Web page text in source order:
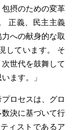
摂のための変革
正義、民主主義
への献身的な取
しています。 そ
世代を鼓舞して
ます。」
ロセスは、グロ
決に基づいて行
ィストであるア